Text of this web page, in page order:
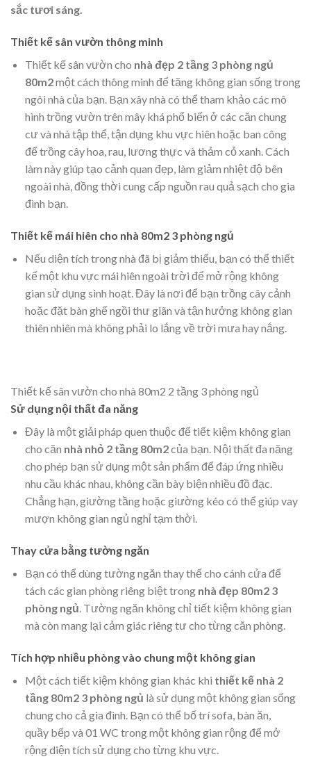
sắc tươi sáng.
Thiết kế sân vườn thông minh
Thiết kế sân vườn cho nhà đẹp 2 tầng 3 phòng ngủ
80m2một cách thông minh để tăng không gian sống trong
ngôi nhà của bạn. Bạn xây nhà có thể tham khảo các mô
hình trồng vườn trên mây khá phổ biến ở các căn chung
cư và nhà tập thể, tận dụng khu vực hiên hoặc ban công
để trồng cây hoa, rau, lương thực và thảm cỏ xanh. Cách
làm này giúp tạo cảnh quan đẹp, làm giảm nhiệt độ bên
ngoài nhà, đồng thời cung cấp nguồn rau quả sạch cho gia
đình bạn.
Thiết kế mái hiên cho nhà 80m2 3 phòng ngủ
Nếu diện tích trong nhà đã bị giảm thiểu, bạn có thể thiết
kế một khu vực mái hiên ngoài trời để mở rộng không
gian sử dụng sinh hoạt. Đây là nơi để bạn trồng cây cảnh
hoặc đặt bàn ghế ngồi thư giãn và tận hưởng không gian
thiên nhiên mà không phải lo lắng về trời mưa hay nắng.
Thiết kế sân vườn cho nhà 80m2 2 tầng 3 phòng ngủ
Sử dụng nội thất đa năng
Đây là một giải pháp quen thuộc để tiết kiệm không gian
cho căn nhà nhỏ 2 tầng 80m2của bạn. Nội thất đa năng
cho phép bạn sử dụng một sản phẩm để đáp ứng nhiều
nhu cầu khác nhau, không cần bày biện nhiều đồ đạc.
Chẳng hạn, giường tầng hoặc giường kéo có thể giúp vay
mượn không gian ngủ nghỉ tạm thời.
Thay cửa bằng tường ngăn
Bạn có thể dùng tường ngăn thay thế cho cánh cửa để
tách các gian phòng riêng biệt trong nhà đẹp 80m2 3
phòng ngủ. Tường ngăn không chỉ tiết kiệm không gian
mà còn mang lại cảm giác riêng tư cho từng căn phòng.
Tích hợp nhiều phòng vào chung một không gian
Một cách tiết kiệm không gian khác khi thiết kế nhà 2
tầng 80m2 3 phòng ngủ là sử dụng một không gian sống
chung cho cả gia đình. Bạn có thể bố trí sofa, bàn ăn,
quầy bếp và 01 WC trong một không gian rộng để mở
rộng diện tích sử dụng cho từng khu vực.